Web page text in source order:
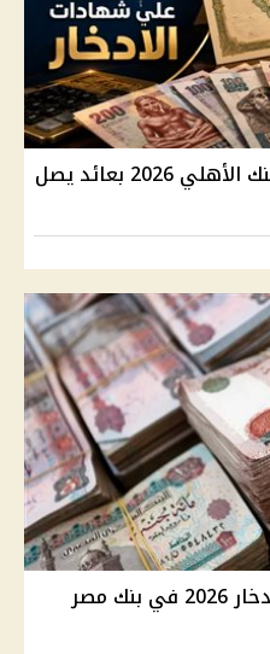
أعلى شهادات بنك مصر والبنك الأهلي 2026 بعائد يصل
أعلى عائد على شهادات الادخار 2026 في بنك مصر